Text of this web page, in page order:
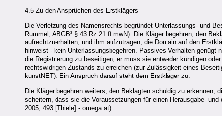
4.5 Zu den Ansprüchen des Erstklägers
Die Verletzung des Namensrechts begründet Unterlassungs- und
Rummel, ABGB³ § 43 Rz 21 ff mwN). Die Kläger begehren, den
aufrechtzuerhalten, und ihm aufzutragen, die Domain auf den
hinweist - kein Unterlassungsbegehren. Passives Verhalten
die Registrierung zu beseitigen; er muss sie entweder kündigen
rechtswidrigen Zustands zu erreichen (zur Zulässigkeit eines
kunstNET). Ein Anspruch darauf steht dem Erstkläger zu.
Die Kläger begehren weiters, den Beklagten schuldig zu erkennen,
scheitern, dass sie die Voraussetzungen für einen Herausgabe-
2005, 493 [Thiele] - omega.at).